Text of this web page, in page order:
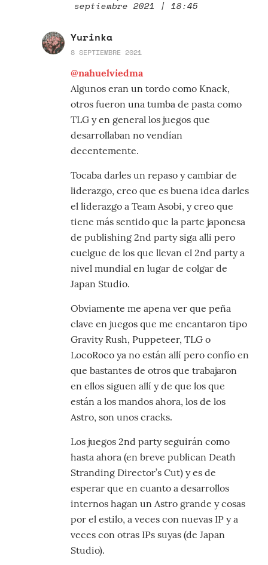
septiembre 2021 | 18:45
Yurinka
8 SEPTIEMBRE 2021
@nahuelviedma
Algunos eran un tordo como Knack,
otros fueron una tumba de pasta como
TLG y en general los juegos que
desarrollaban no vendían
decentemente.
Tocaba darles un repaso y cambiar de
liderazgo, creo que es buena idea darles
el liderazgo a Team Asobi, y creo que
tiene más sentido que la parte japonesa
de publishing 2nd party siga alli pero
cuelgue de los que llevan el 2nd party a
nivel mundial en lugar de colgar de
Japan Studio.
Obviamente me apena ver que peña
clave en juegos que me encantaron tipo
Gravity Rush, Puppeteer, TLG o
LocoRoco ya no están allí pero confío en
que bastantes de otros que trabajaron
en ellos siguen allí y de que los que
están a los mandos ahora, los de los
Astro, son unos cracks.
Los juegos 2nd party seguirán como
hasta ahora (en breve publican Death
Stranding Director’s Cut) y es de
esperar que en cuanto a desarrollos
internos hagan un Astro grande y cosas
por el estilo, a veces con nuevas IP y a
veces con otras IPs suyas (de Japan
Studio).